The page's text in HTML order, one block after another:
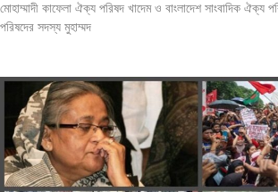
মোহাম্মাদী কাফেলা ঐক্য পরিষদ খাদেম ও বাংলাদেশ সাংবাদিক ঐক্য
পরিষদের সদস্য মুহাম্মদ